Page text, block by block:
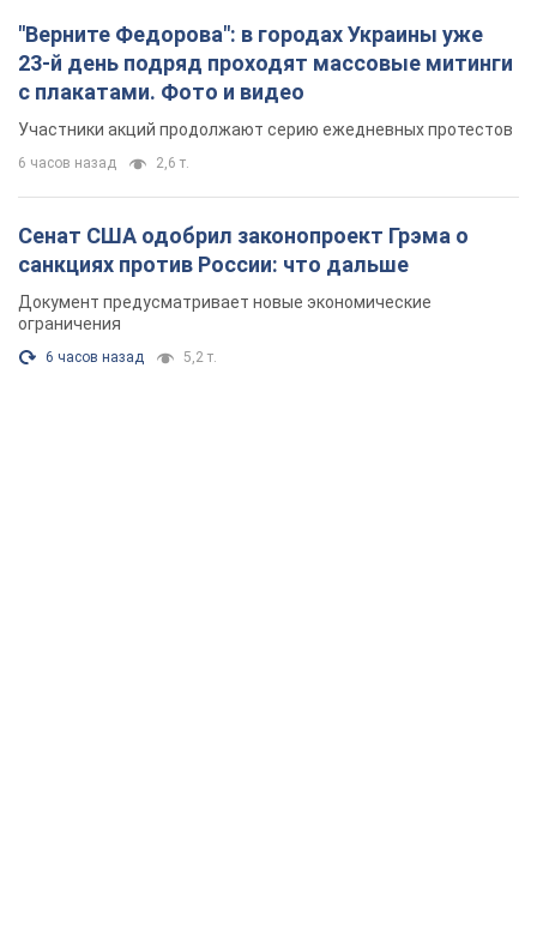
"Верните Федорова": в городах Украины уже
23-й день подряд проходят массовые митинги
с плакатами. Фото и видео
Участники акций продолжают серию ежедневных протестов
6 часов назад 2,6 т.
Сенат США одобрил законопроект Грэма о
санкциях против России: что дальше
Документ предусматривает новые экономические
ограничения
6 часов назад 5,2 т.